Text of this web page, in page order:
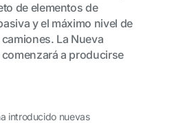
de elementos de
y el máximo nivel de
La Nueva
comenzará a producirse
introducido nuevas